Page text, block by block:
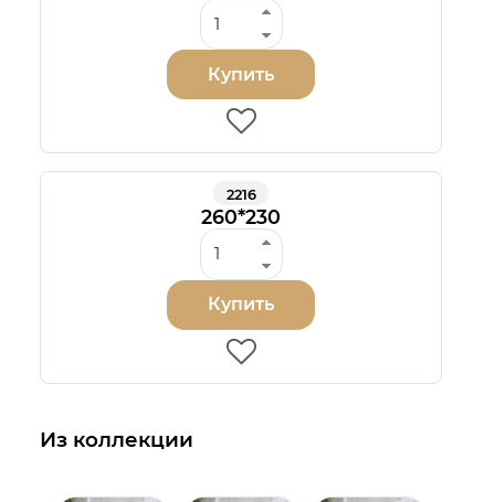
Купить
2216
260*230
Купить
Из коллекции